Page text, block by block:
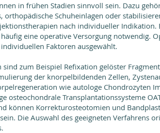
in frühen Stadien sinnvoll sein. Dazu
orthopädische Schuheinlagen oder
nach individueller
eine operative Versorgung notwendig.
Faktoren ausgewählt.
zum Beispiel Refixation gelöster
der knorpelbildenden Zellen,
wie autologe Chondrozyten
osteochondrale Transplantationssysteme
können Korrekturosteotomien und
Die Auswahl des geeigneten Verfahrens